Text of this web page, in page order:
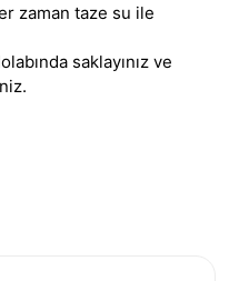
zaman taze su ile
saklayınız ve